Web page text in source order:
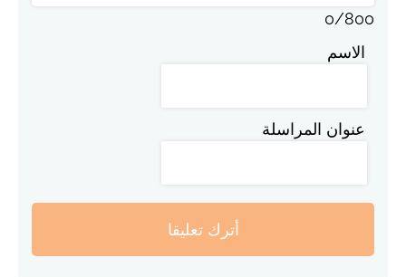
0/800
الاسم
عنوان المراسلة
أترك تعليقا